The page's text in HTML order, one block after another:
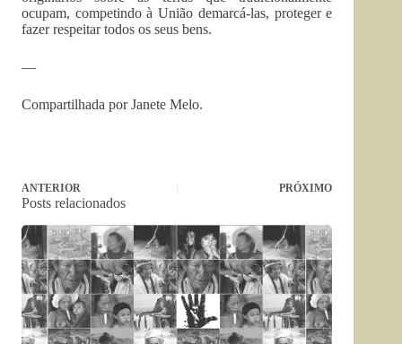
ocupam, competindo à União demarcá-las, proteger e
fazer respeitar todos os seus bens.
—
Compartilhada por Janete Melo.
ANTERIOR PRÓXIMO
Posts relacionados